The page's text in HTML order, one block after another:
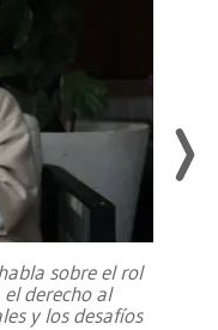
sobre el rol
derecho al
y los desafíos